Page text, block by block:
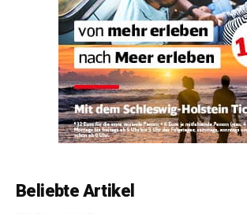
Beliebte Artikel